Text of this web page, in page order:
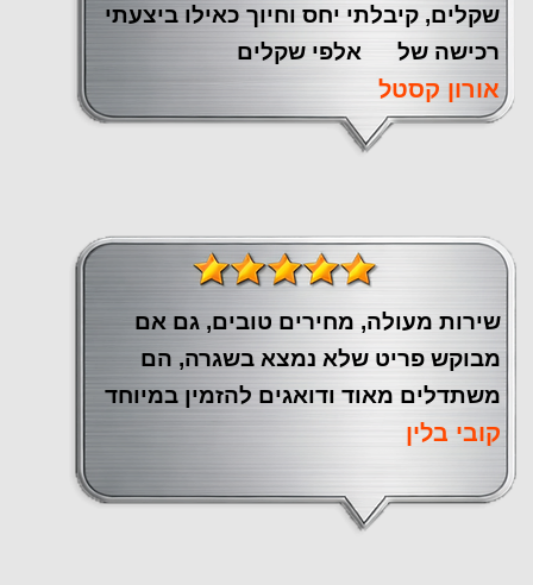
שקלים, קיבלתי יחס וחיוך כאילו ביצעתי
רכישה של אלפי שקלים
אורון קסטל
שירות מעולה, מחירים טובים, גם אם
מבוקש פריט שלא נמצא בשגרה, הם
משתדלים מאוד ודואגים להזמין במיוחד
קובי בלין